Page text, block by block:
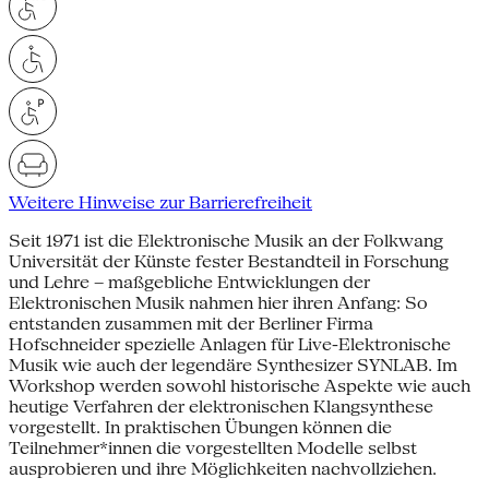
Weitere Hinweise zur Barrierefreiheit
Seit 1971 ist die Elektronische Musik an der Folkwang
Universität der Künste fester Bestandteil in Forschung
und Lehre – maßgebliche Entwicklungen der
Elektronischen Musik nahmen hier ihren Anfang: So
entstanden zusammen mit der Berliner Firma
Hofschneider spezielle Anlagen für Live-Elektronische
Musik wie auch der legendäre Synthesizer SYNLAB. Im
Workshop werden sowohl historische Aspekte wie auch
heutige Verfahren der elektronischen Klangsynthese
vorgestellt. In praktischen Übungen können die
Teilnehmer*innen die vorgestellten Modelle selbst
ausprobieren und ihre Möglichkeiten nachvollziehen.